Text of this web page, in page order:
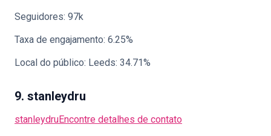
Seguidores: 97k
Taxa de engajamento: 6.25%
Local do público: Leeds: 34.71%
9. stanleydru
stanleydruEncontre detalhes de contato